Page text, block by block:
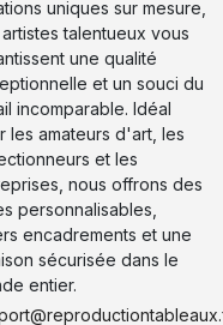
uniques sur mesure,
talentueux vous
une qualité
et un souci du
incomparable. Idéal
les amateurs d'art, les
et les
nous offrons des
personnalisables,
encadrements et une
sécurisée dans le
entier.